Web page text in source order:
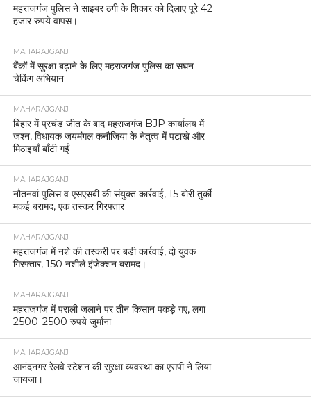
महराजगंज पुलिस ने साइबर ठगी के शिकार को दिलाए पूरे 42
हजार रुपये वापस।
MAHARAJGANJ
बैंकों में सुरक्षा बढ़ाने के लिए महराजगंज पुलिस का सघन
चेकिंग अभियान
MAHARAJGANJ
बिहार में प्रचंड जीत के बाद महराजगंज BJP कार्यालय में
जश्न, विधायक जयमंगल कनौजिया के नेतृत्व में पटाखे और
मिठाइयाँ बाँटी गईं
MAHARAJGANJ
नौतनवां पुलिस व एसएसबी की संयुक्त कार्रवाई, 15 बोरी तुर्की
मकई बरामद, एक तस्कर गिरफ्तार
MAHARAJGANJ
महराजगंज में नशे की तस्करी पर बड़ी कार्रवाई, दो युवक
गिरफ्तार, 150 नशीले इंजेक्शन बरामद।
MAHARAJGANJ
महराजगंज में पराली जलाने पर तीन किसान पकड़े गए, लगा
2500-2500 रुपये जुर्माना
MAHARAJGANJ
आनंदनगर रेलवे स्टेशन की सुरक्षा व्यवस्था का एसपी ने लिया
जायजा।